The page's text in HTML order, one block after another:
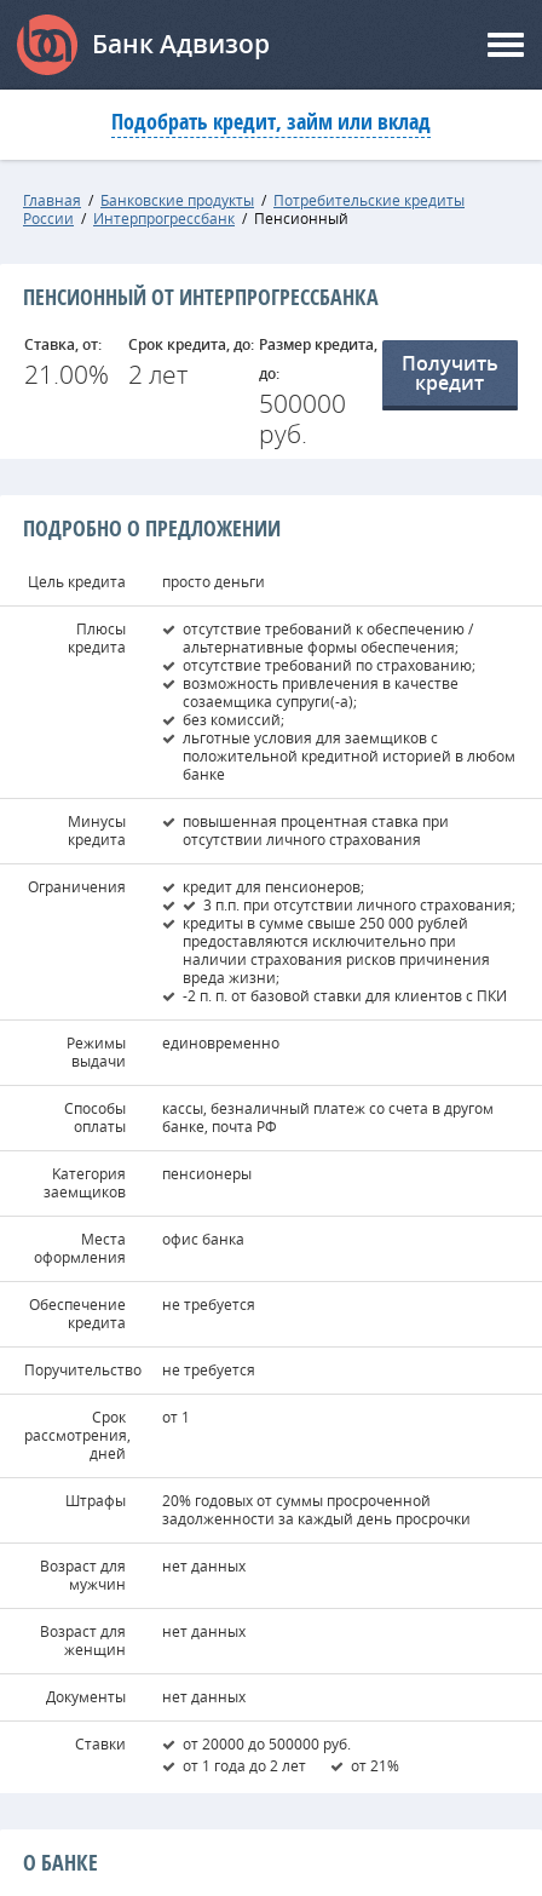
Банк Адвизор
Подобрать кредит, займ или вклад
Главная / Банковские продукты / Потребительские кредиты
России / Интерпрогрессбанк / Пенсионный
ПЕНСИОННЫЙ ОТ ИНТЕРПРОГРЕССБАНКА
Ставка, от:
21.00%
Срок кредита, до:
2 лет
Размер кредита,
до:
500000
руб.
Получить
кредит
ПОДРОБНО О ПРЕДЛОЖЕНИИ
Цель кредита просто деньги
Плюсы
кредита
отсутствие требований к обеспечению /
альтернативные формы обеспечения;
отсутствие требований по страхованию;
возможность привлечения в качестве
созаемщика супруги(-а);
без комиссий;
льготные условия для заемщиков с
положительной кредитной историей в любом
банке
Минусы
кредита
повышенная процентная ставка при
отсутствии личного страхования
Ограничения
кредит для пенсионеров;
3 п.п. при отсутствии личного страхования;
кредиты в сумме свыше 250 000 рублей
предоставляются исключительно при
наличии страхования рисков причинения
вреда жизни;
-2 п. п. от базовой ставки для клиентов с ПКИ
Режимы
выдачи
единовременно
Способы
оплаты
кассы, безналичный платеж со счета в другом
банке, почта РФ
Kатегория
заемщиков
пенсионеры
Места
оформления
офис банка
Обеспечение
кредита
не требуется
Поручительство не требуется
Срок
рассмотрения,
дней
от 1
Штрафы
20% годовых от суммы просроченной
задолженности за каждый день просрочки
Возраст для
мужчин
нет данных
Возраст для
женщин
нет данных
Документы нет данных
Ставки
от 20000 до 500000 руб.
от 1 года до 2 лет
от 21%
О БАНКЕ